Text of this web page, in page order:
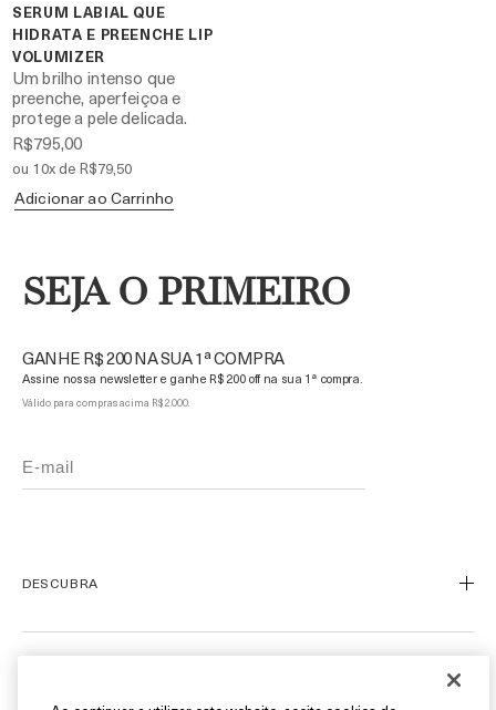
SERUM LABIAL QUE
HIDRATA E PREENCHE LIP
VOLUMIZER
Um brilho intenso que
preenche, aperfeiçoa e
protege a pele delicada.
R$795,00
ou 10x de R$79,50
Adicionar ao Carrinho
SEJA O PRIMEIRO
GANHE R$ 200 NA SUA 1ª COMPRA
Assine nossa newsletter e ganhe R$ 200 off na sua 1ª compra.
Válido para compras acima R$ 2.000.
DESCUBRA